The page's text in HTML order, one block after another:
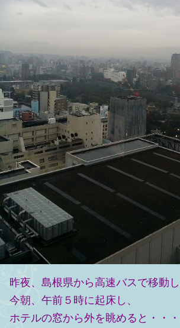
昨夜、島根県から高速バスで移動し
今朝、午前５時に起床し、
ホテルの窓から外を眺めると・・・